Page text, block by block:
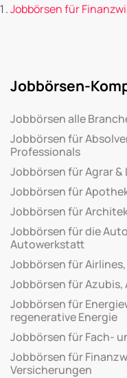
Jobbörsen für
Jobbörsen-
Jobbörsen alle
Jobbörsen für
Professionals
Jobbörsen für Agrar
Jobbörsen für
Jobbörsen für
Jobbörsen für die
Autowerkstatt
Jobbörsen für
Jobbörsen für
Jobbörsen für
regenerative Energie
Jobbörsen für Fach-
Jobbörsen für
Versicherungen